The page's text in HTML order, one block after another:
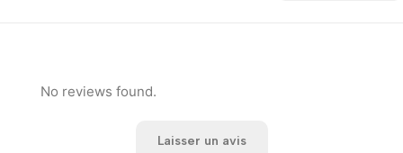
No reviews found.
Laisser un avis